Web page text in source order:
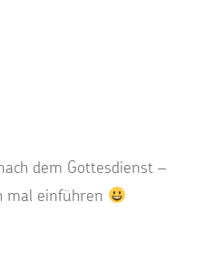
dem Gottesdienst –
mal einführen